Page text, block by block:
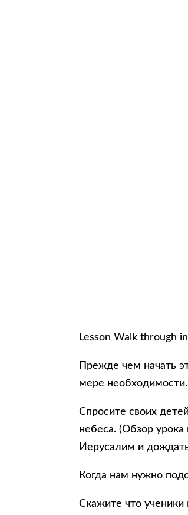
Lesson Walk through
Прежде чем начать
мере необходимости.
Спросите своих
небеса. (Обзор
Иерусалим и
Когда нам нужно
Скажите что